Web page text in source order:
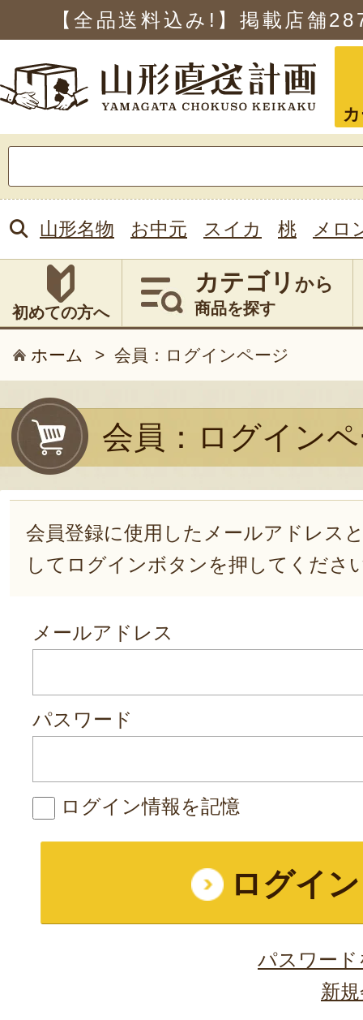
【全品送料込み!】掲載店舗
索:
山形名物 お中元 スイカ 桃 メロ
初めての方へ
カテゴリ から
商品を探す
ホーム > 会員：ログインページ
会員：ログイン
会員登録に使用したメールアドレス
してログインボタンを押してくださ
メールアドレス
パスワード
ログイン情報を記憶
パスワー
新